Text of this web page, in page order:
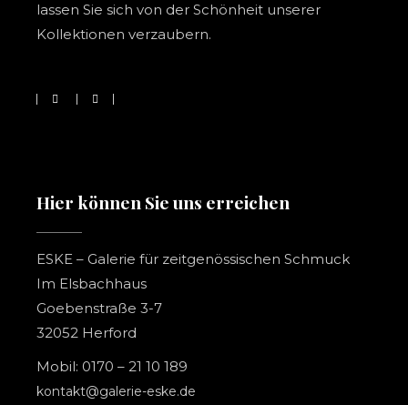
lassen Sie sich von der Schönheit unserer
Kollektionen verzaubern.
Hier können Sie uns erreichen
ESKE – Galerie für zeitgenössischen Schmuck
Im Elsbachhaus
Goebenstraße 3-7
32052 Herford
Mobil: 0170 – 21 10 189
kontakt@galerie-eske.de